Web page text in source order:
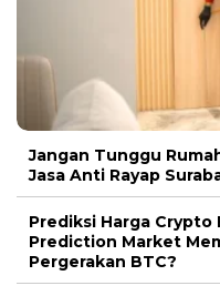
Jangan Tunggu
Jasa Anti Rayap
Prediksi Harga
Prediction Market
Pergerakan BTC?